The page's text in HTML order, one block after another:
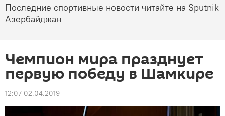
Последние спортивные новости читайте на Sputnik
Азербайджан
Чемпион мира празднует
первую победу в Шамкире
12:07 02.04.2019